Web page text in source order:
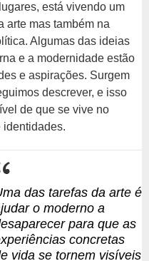
está vivendo um
arte mas também na
Algumas das ideias
e a modernidade estão
e aspirações. Surgem
descrever, e isso
de que se vive no
identidades.
das tarefas da arte é
o moderno a
para que as
concretas
vida se tornem visíveis